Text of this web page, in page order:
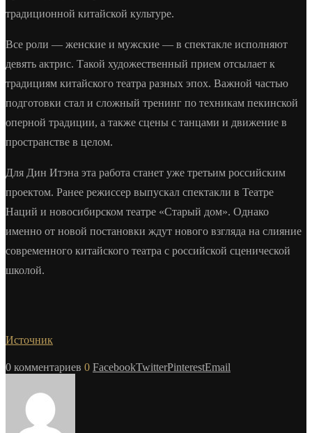
традиционной китайской культуре.
Все роли — женские и мужские — в спектакле исполняют
девять актрис. Такой художественный прием отсылает к
традициям китайского театра разных эпох. Важной частью
подготовки стал и сложный тренинг по техникам пекинской
оперной традиции, а также сцены с танцами и движение в
пространстве в целом.
Для Дин Итэна эта работа станет уже третьим российским
проектом. Ранее режиссер выпускал спектакли в Театре
Наций и новосибирском театре «Старый дом». Однако
именно от новой постановки ждут нового взгляда на слияние
современного китайского театра с российской сценической
школой.
Источник
0 комментариев 0 FacebookTwitterPinterestEmail